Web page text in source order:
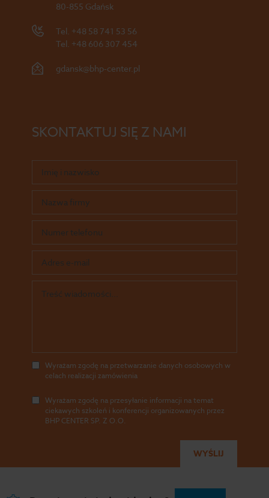
80-855 Gdańsk
Tel. +48 58 741 53 56
Tel. +48 606 307 454
gdansk@bhp-center.pl
SKONTAKTUJ SIĘ Z NAMI
Wyrażam zgodę na przetwarzanie danych osobowych w
celach realizacji zamówienia
Wyrażam zgodę na przesyłanie informacji na temat
ciekawych szkoleń i konferencji organizowanych przez
BHP CENTER SP. Z O.O.